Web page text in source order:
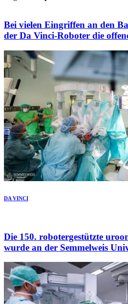
Bei vielen Eingriffen an den
der Da Vinci-Roboter die
DA VINCI
Die 150. robotergestützte
wurde an der Semmelweis